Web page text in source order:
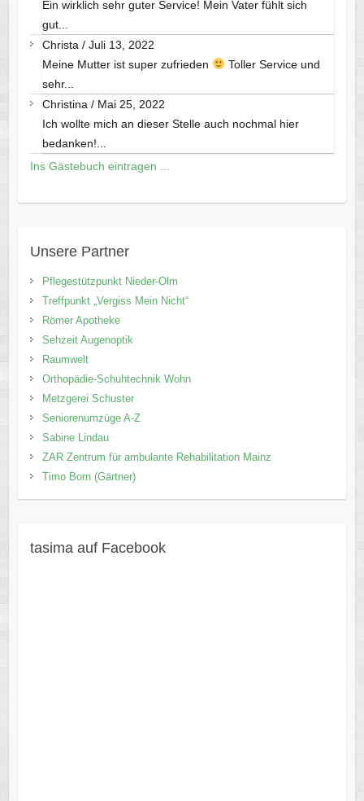
Ein wirklich sehr guter Service! Mein Vater fühlt sich
gut...
Christa / Juli 13, 2022
Meine Mutter ist super zufrieden
Toller Service und
sehr...
Christina / Mai 25, 2022
Ich wollte mich an dieser Stelle auch nochmal hier
bedanken!...
Ins Gästebuch eintragen ...
Unsere Partner
Pflegestützpunkt Nieder-Olm
Treffpunkt „Vergiss Mein Nicht“
Römer Apotheke
Sehzeit Augenoptik
Raumwelt
Orthopädie-Schuhtechnik Wohn
Metzgerei Schuster
Seniorenumzüge A-Z
Sabine Lindau
ZAR Zentrum für ambulante Rehabilitation Mainz
Timo Born (Gärtner)
tasima auf Facebook